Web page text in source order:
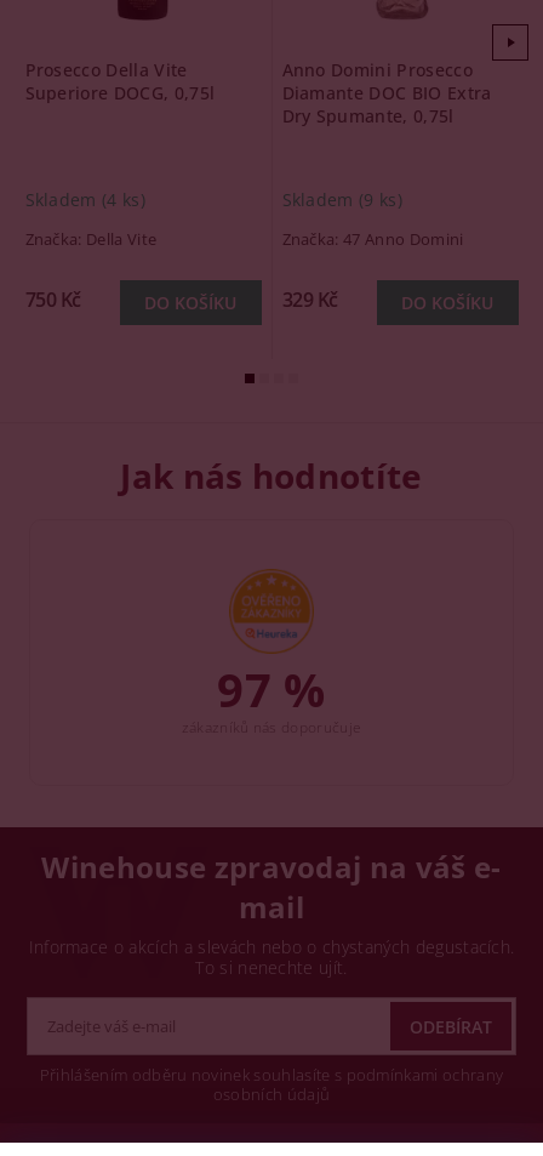
Prosecco Della Vite
Superiore DOCG, 0,75l
Skladem (4 ks)
Značka: Della Vite
750 Kč
Anno Domini Prosecco
Diamante DOC BIO Extra
Dry Spumante, 0,75l
Skladem (9 ks)
Značka:47 Anno Domini
329 Kč
Jak nás hodnotíte
97 %
Winehouse zpravodaj na váš e-
mail
Informace o akcích a slevách nebo o chystaných degustacích.
To si nenechte ujít.
Přihlášením odběru novinek souhlasíte s podmínkami ochrany
osobních údajů